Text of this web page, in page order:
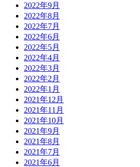
2022年9月
2022年8月
2022年7月
2022年6月
2022年5月
2022年4月
2022年3月
2022年2月
2022年1月
2021年12月
2021年11月
2021年10月
2021年9月
2021年8月
2021年7月
2021年6月